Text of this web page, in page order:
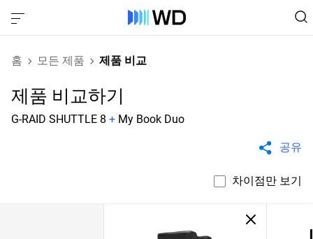
홈 모든 제품 제품 비교
제품 비교하기
G-RAID SHUTTLE 8 + My Book Duo
공유
차이점만 보기